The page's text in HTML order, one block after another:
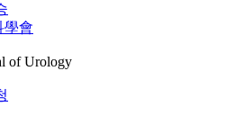
學會
of Urology